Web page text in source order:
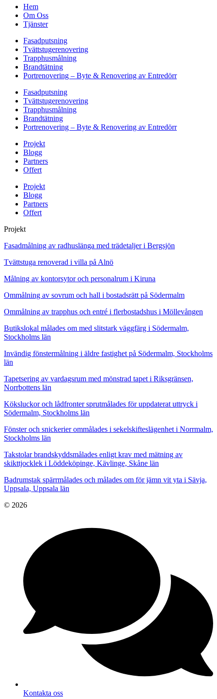
Hem
Om Oss
Tjänster
Fasadputsning
Tvättstugerenovering
Trapphusmålning
Brandtätning
Portrenovering – Byte & Renovering av Entredörr
Fasadputsning
Tvättstugerenovering
Trapphusmålning
Brandtätning
Portrenovering – Byte & Renovering av Entredörr
Projekt
Blogg
Partners
Offert
Projekt
Blogg
Partners
Offert
Projekt
Fasadmålning av radhuslänga med trädetaljer i Bergsjön
Tvättstuga renoverad i villa på Alnö
Målning av kontorsytor och personalrum i Kiruna
Ommålning av sovrum och hall i bostadsrätt på Södermalm
Ommålning av trapphus och entré i flerbostadshus i Möllevången
Butikslokal målades om med slitstark väggfärg i Södermalm,
Stockholms län
Invändig fönstermålning i äldre fastighet på Södermalm, Stockholms
län
Tapetsering av vardagsrum med mönstrad tapet i Riksgränsen,
Norrbottens län
Köksluckor och lådfronter sprutmålades för uppdaterat uttryck i
Södermalm, Stockholms län
Fönster och snickerier ommålades i sekelskifteslägenhet i Norrmalm,
Stockholms län
Takstolar brandskyddsmålades enligt krav med mätning av
skikttjocklek i Löddeköpinge, Kävlinge, Skåne län
Badrumstak spärrmålades och målades om för jämn vit yta i Sävja,
Uppsala, Uppsala län
© 2026
Kontakta oss